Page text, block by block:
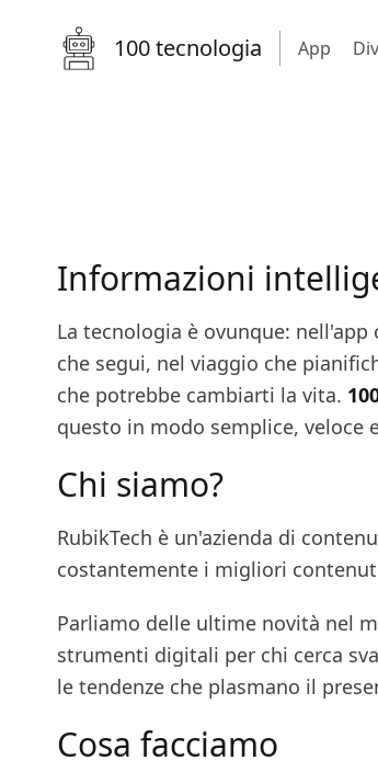
100 tecnologia App
Informazioni
La tecnologia è ovunque:
che segui, nel viaggio che
che potrebbe cambiarti la vita.
questo in modo semplice, veloce
Chi siamo?
RubikTech è un'azienda di
costantemente i migliori
Parliamo delle ultime novità nel
strumenti digitali per chi cerca
le tendenze che plasmano il
Cosa facciamo